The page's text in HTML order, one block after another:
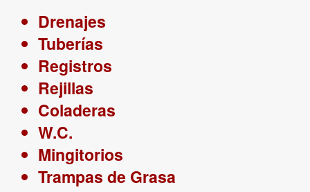
Drenajes
Tuberías
Registros
Rejillas
Coladeras
W.C.
Mingitorios
Trampas de Grasa